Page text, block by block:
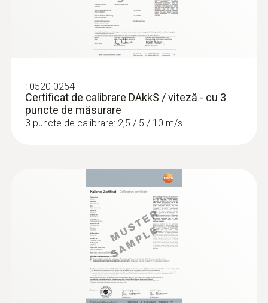
: 0520 0254
Certificat de calibrare DAkkS / viteză - cu 3
puncte de măsurare
3 puncte de calibrare: 2,5 / 5 / 10 m/s